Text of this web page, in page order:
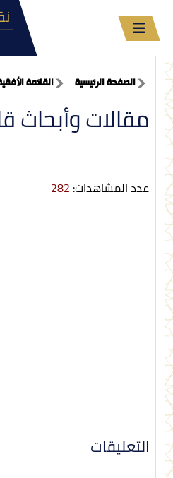
الصفحة الرئيسية القائمة
مقالات وأبحاث
عدد المشاهدات: 282
التعليقات